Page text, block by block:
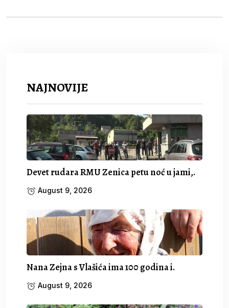
NAJNOVIJE
Devet rudara RMU Zenica petu noć u jami,.
August 9, 2026
Nana Zejna s Vlašića ima 100 godina i.
August 9, 2026